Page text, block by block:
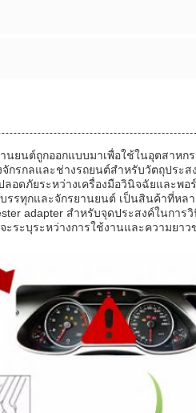
นยนต์ถูกออกแบบมาเพื่อใช้ในอุตสาห
กรกลและช่างรถยนต์สําหรับวัตถุประ
อดภัยระหว่างเครื่องมือวินิจฉัยและพอ
บรรทุกและจักรยานยนต์ เป็นสินค้าที่
adapter สําหรับจุดประสงค์ในกา
ะระบุระหว่างการใช้งานและความย